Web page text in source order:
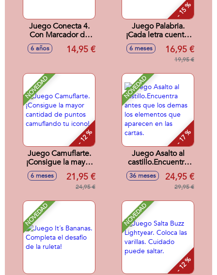
Juego Conecta 4.
Con Marcador de
Puntos.
6 años 14,95 €
- 15 %
Juego Palabria.
¡Cada letra cuenta.
Tú decides como!
6 meses 16,95 €
19,95 €
NOVEDAD
- 12 %
Juego Camuflarte.
¡Consigue la mayor
cantidad de puntos
camuflando tu
6 meses 21,95 €
24,95 €
NOVEDAD
- 17 %
Juego Asalto al
castillo.Encuentra
antes que los
demas los
elementos que
cartas.
36 meses 24,95 €
29,95 €
NOVEDAD NOVEDAD
- 12 %